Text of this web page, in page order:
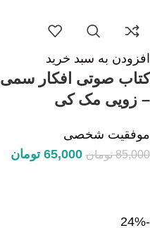
افزودن به سبد خرید
کتاب صوتی افکار سمی
– زویی مک کی
موفقیت شخصی
85,000 تومان 65,000 تومان
-24%